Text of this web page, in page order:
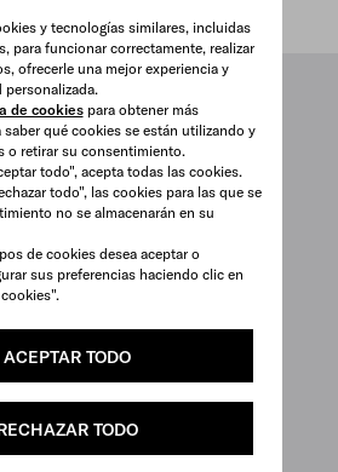
y tecnologías similares, incluidas
para funcionar correctamente, realizar
ofrecerle una mejor experiencia y
de cookiespara obtener más
qué cookies se están utilizando y
o retirar su consentimiento.
todo", acepta todas las cookies.
todo", las cookies para las que se
no se almacenarán en su
de cookies desea aceptar o
sus preferencias haciendo clic en
ACEPTAR TODO
TODO